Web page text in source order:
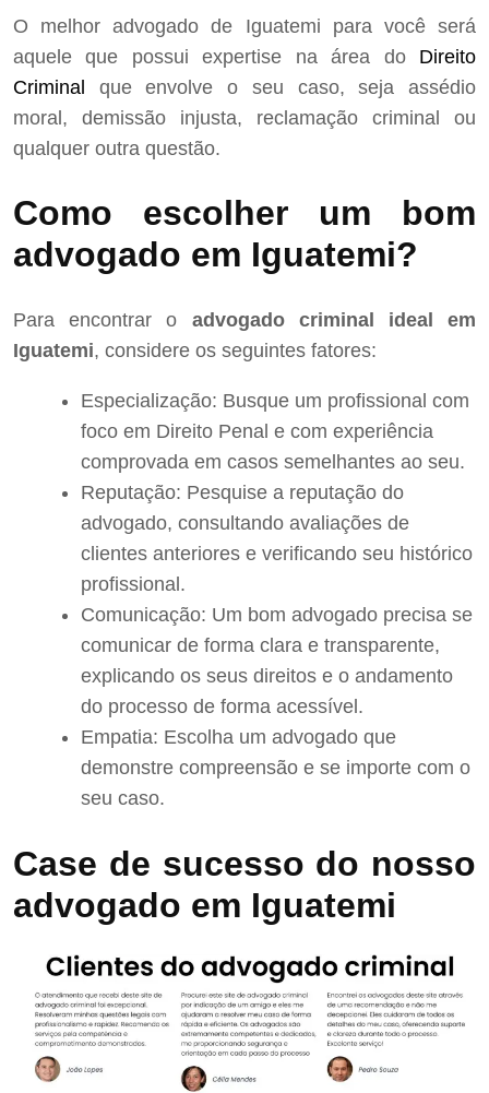
O melhor advogado de Iguatemi para você será
aquele que possui expertise na área do Direito
Criminal que envolve o seu caso, seja assédio
moral, demissão injusta, reclamação criminal ou
qualquer outra questão.
Como escolher um bom
advogado em Iguatemi?
Para encontrar o advogado criminal ideal em
Iguatemi, considere os seguintes fatores:
Especialização: Busque um profissional com
foco em Direito Penal e com experiência
comprovada em casos semelhantes ao seu.
Reputação: Pesquise a reputação do
advogado, consultando avaliações de
clientes anteriores e verificando seu histórico
profissional.
Comunicação: Um bom advogado precisa se
comunicar de forma clara e transparente,
explicando os seus direitos e o andamento
do processo de forma acessível.
Empatia: Escolha um advogado que
demonstre compreensão e se importe com o
seu caso.
Case de sucesso do nosso
advogado em Iguatemi